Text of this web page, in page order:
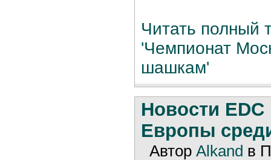
Читать полный
'Чемпионат
шашкам'
Новости EDC
Европы
Автор Alkand в